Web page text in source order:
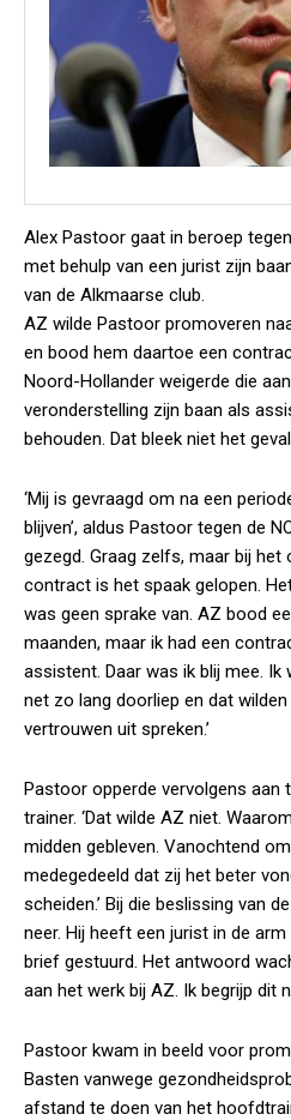
Alex Pastoor gaat in beroep
met behulp van een jurist zijn
van de Alkmaarse club.
AZ wilde Pastoor promoveren
en bood hem daartoe een
Noord-Hollander weigerde die
veronderstelling zijn baan als
behouden. Dat bleek niet het
‘Mij is gevraagd om na een
blijven’, aldus Pastoor tegen de
gezegd. Graag zelfs, maar bij het
contract is het spaak gelopen.
was geen sprake van. AZ bood
maanden, maar ik had een
assistent. Daar was ik blij mee.
net zo lang doorliep en dat
vertrouwen uit spreken.’
Pastoor opperde vervolgens aan
trainer. ‘Dat wilde AZ niet.
midden gebleven. Vanochtend
medegedeeld dat zij het beter
scheiden.’ Bij die beslissing van
neer. Hij heeft een jurist in de
brief gestuurd. Het antwoord
aan het werk bij AZ. Ik begrijp dit
Pastoor kwam in beeld voor
Basten vanwege
afstand te doen van het